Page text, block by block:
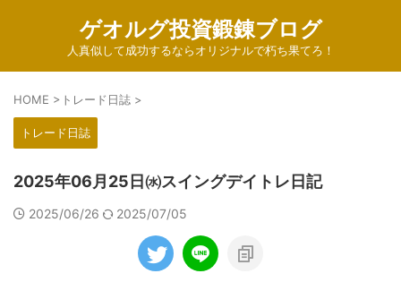
ゲオルグ投資鍛錬ブログ
人真似して成功するならオリジナルで朽ち果てろ！
HOME > トレード日誌 >
トレード日誌
2025年06月25日㈬スイングデイトレ日記
2025/06/26 2025/07/05